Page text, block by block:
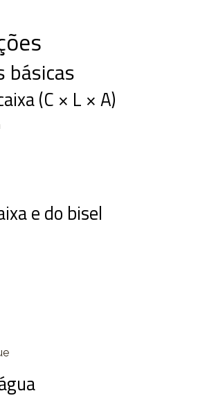
básicas
(C × L × A)
e do bisel